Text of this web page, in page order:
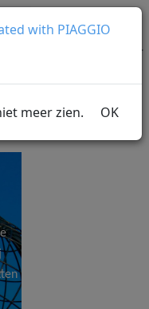
with PIAGGIO
meer zien. OK
Moto Guzzi